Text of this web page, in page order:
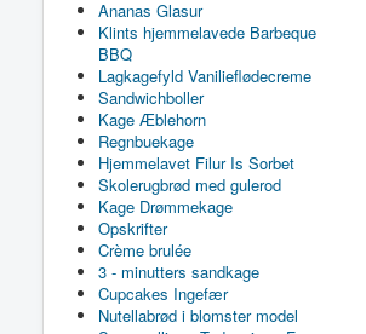
Ananas Glasur
Klints hjemmelavede Barbeque
BBQ
Lagkagefyld Vanilieflødecreme
Sandwichboller
Kage Æblehorn
Regnbuekage
Hjemmelavet Filur Is Sorbet
Skolerugbrød med gulerod
Kage Drømmekage
Opskrifter
Crème brulée
3 - minutters sandkage
Cupcakes Ingefær
Nutellabrød i blomster model